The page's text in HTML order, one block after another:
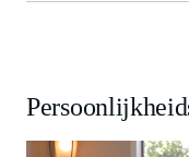
met Dr. Jeffrey
International
Wendy de auteur
Narcissist”,